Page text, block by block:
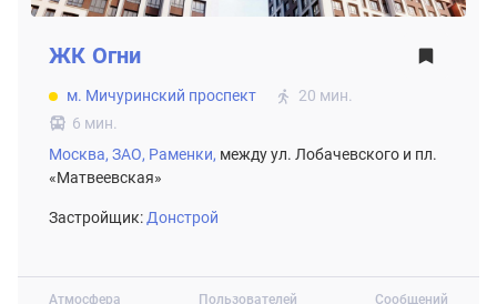
Атмосфера Пользователей Сообщений
ЖК Огни
м. Мичуринский проспект
20 мин.
6 мин.
Москва, ЗАО, Раменки, между ул. Лобачевского и пл.
«Матвеевская»
Застройщик:Донстрой